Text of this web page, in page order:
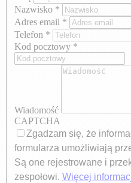
Nazwisko *
Adres email *
Telefon *
Kod pocztowy *
Wiadomość
CAPTCHA
Zgadzam się, że
formularza umożliwiają
Są one rejestrowane i
zespołowi. Więcej